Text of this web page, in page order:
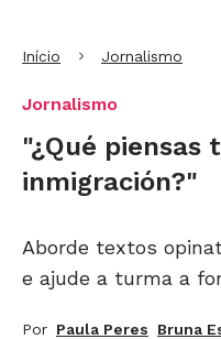
Início Jornalismo
Jornalismo
"¿Qué piensas
inmigración?"
Aborde textos
e ajude a turma a
Por Paula Peres Bruna